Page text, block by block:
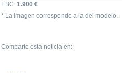
EBC: 1.900 €
* La imagen corresponde a la del modelo.
Comparte esta noticia en: